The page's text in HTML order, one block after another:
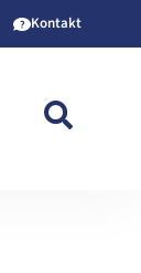
Kontakt